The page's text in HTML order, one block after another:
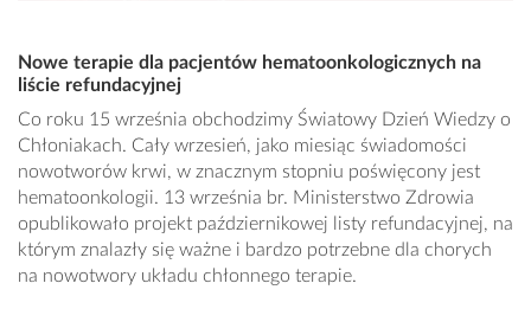
Nowe terapie dla pacjentów hematoonkologicznych na
liście refundacyjnej
Co roku 15 września obchodzimy Światowy Dzień Wiedzy o
Chłoniakach. Cały wrzesień, jako miesiąc świadomości
nowotworów krwi, w znacznym stopniu poświęcony jest
hematoonkologii. 13 września br. Ministerstwo Zdrowia
opublikowało projekt październikowej listy refundacyjnej, na
którym znalazły się ważne i bardzo potrzebne dla chorych
na nowotwory układu chłonnego terapie.